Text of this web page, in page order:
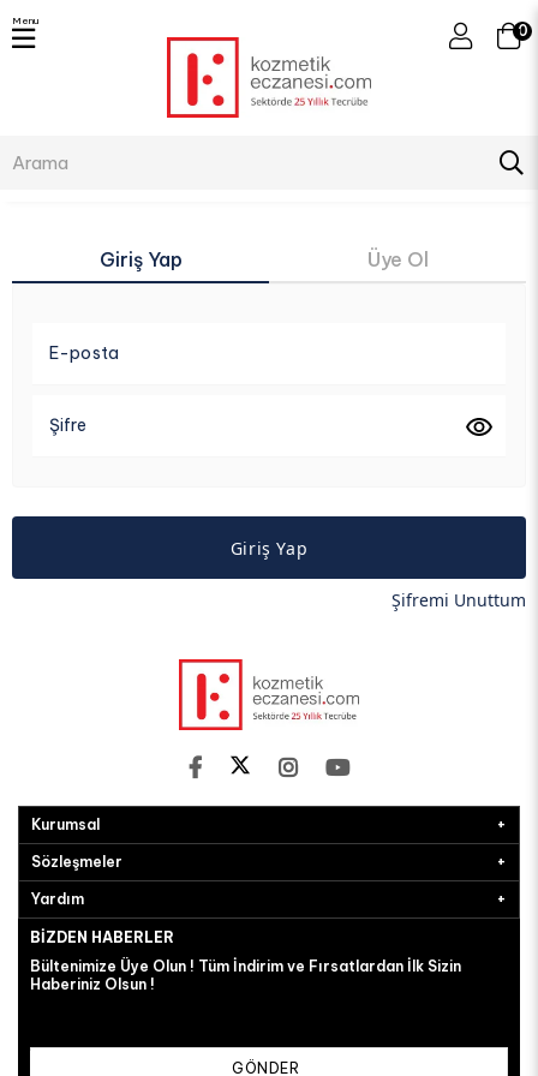
0
Menu
Giriş Yap Üye Ol
E-posta
Şifre
Giriş Yap
Şifremi Unuttum
Kurumsal
Sözleşmeler
Yardım
BIZDEN HABERLER
Bültenimize Üye Olun ! Tüm İndirim ve Fırsatlardan İlk Sizin
Haberiniz Olsun !
GÖNDER